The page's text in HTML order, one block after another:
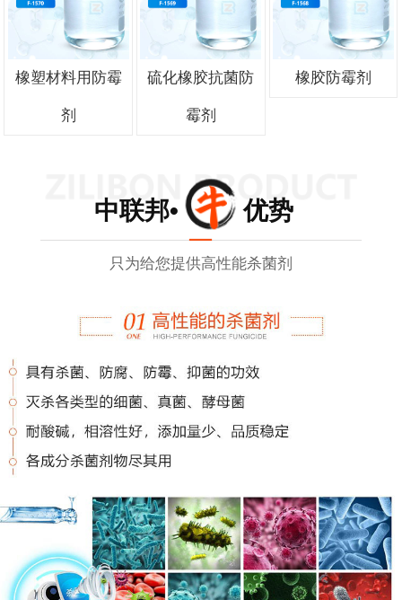
橡塑材料用防霉
剂
硫化橡胶抗菌防
霉剂
橡胶防霉剂
中联邦• 优势
只为给您提供高性能杀菌剂